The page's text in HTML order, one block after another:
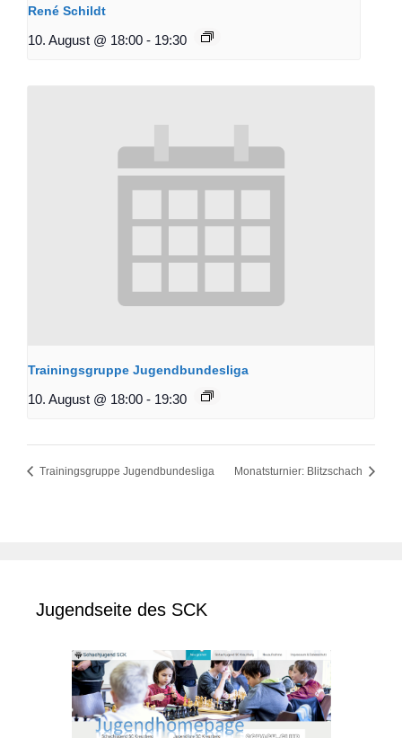
René Schildt
10. August @ 18:00 - 19:30
Trainingsgruppe Jugendbundesliga
10. August @ 18:00 - 19:30
Trainingsgruppe Jugendbundesliga Monatsturnier: Blitzschach
Jugendseite des SCK